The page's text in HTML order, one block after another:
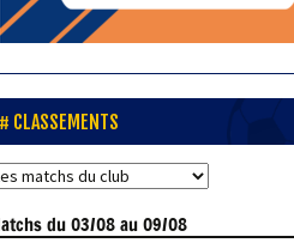
CLASSEMENTS
du 03/08 au 09/08